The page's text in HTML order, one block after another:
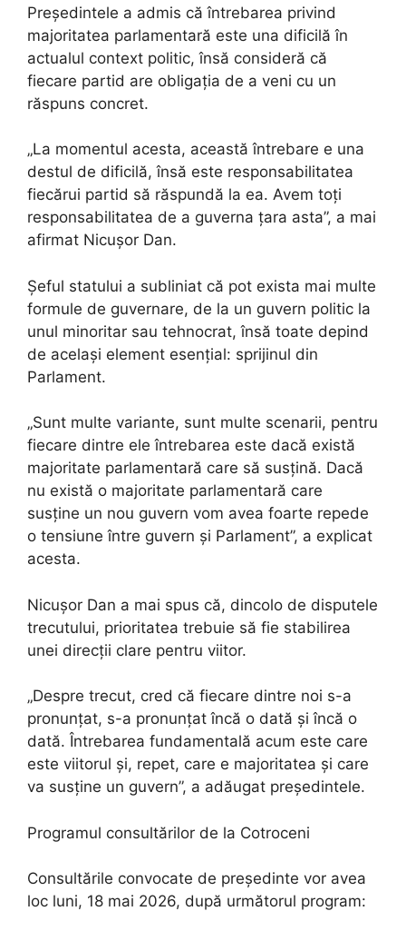
Președintele a admis că întrebarea privind
majoritatea parlamentară este una dificilă în
actualul context politic, însă consideră că
fiecare partid are obligația de a veni cu un
răspuns concret.
„La momentul acesta, această întrebare e una
destul de dificilă, însă este responsabilitatea
fiecărui partid să răspundă la ea. Avem toți
responsabilitatea de a guverna țara asta”, a mai
afirmat Nicușor Dan.
Șeful statului a subliniat că pot exista mai multe
formule de guvernare, de la un guvern politic la
unul minoritar sau tehnocrat, însă toate depind
de același element esențial: sprijinul din
Parlament.
„Sunt multe variante, sunt multe scenarii, pentru
fiecare dintre ele întrebarea este dacă există
majoritate parlamentară care să susțină. Dacă
nu există o majoritate parlamentară care
susține un nou guvern vom avea foarte repede
o tensiune între guvern și Parlament”, a explicat
acesta.
Nicușor Dan a mai spus că, dincolo de disputele
trecutului, prioritatea trebuie să fie stabilirea
unei direcții clare pentru viitor.
„Despre trecut, cred că fiecare dintre noi s-a
pronunțat, s-a pronunțat încă o dată și încă o
dată. Întrebarea fundamentală acum este care
este viitorul și, repet, care e majoritatea și care
va susține un guvern”, a adăugat președintele.
Programul consultărilor de la Cotroceni
Consultările convocate de președinte vor avea
loc luni, 18 mai 2026, după următorul program: